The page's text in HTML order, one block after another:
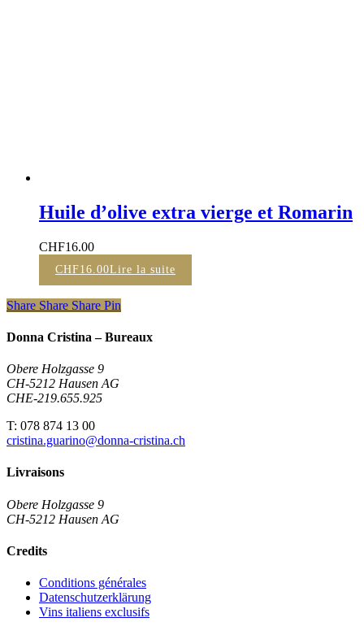
Huile d’olive extra vierge et Romarin
CHF16.00
CHF16.00Lire la suite
Share Share Share Pin
Donna Cristina – Bureaux
Obere Holzgasse 9
CH-5212 Hausen AG
CHE-219.655.925
T: 078 874 13 00
cristina.guarino@donna-cristina.ch
Livraisons
Obere Holzgasse 9
CH-5212 Hausen AG
Credits
Conditions générales
Datenschutzerklärung
Vins italiens exclusifs